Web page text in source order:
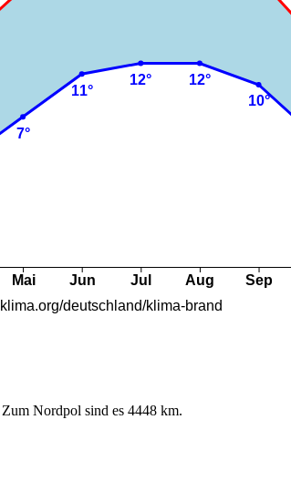
Nordpol sind es 4448 km.